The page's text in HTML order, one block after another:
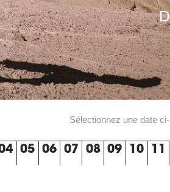
Sélectionnez une date
05 06 07 08 09 10 11